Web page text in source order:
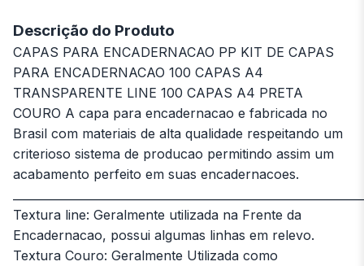
Descrição do Produto
CAPAS PARA ENCADERNACAO PP KIT DE CAPAS
PARA ENCADERNACAO 100 CAPAS A4
TRANSPARENTE LINE 100 CAPAS A4 PRETA
COURO A capa para encadernacao e fabricada no
Brasil com materiais de alta qualidade respeitando um
criterioso sistema de producao permitindo assim um
acabamento perfeito em suas encadernacoes.
Textura line: Geralmente utilizada na Frente da
Encadernacao, possui algumas linhas em relevo.
Textura Couro: Geralmente Utilizada como